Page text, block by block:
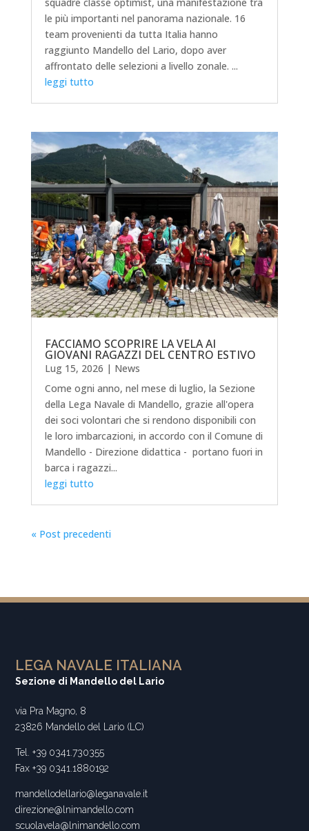
le più importanti nel panorama nazionale. 16
team provenienti da tutta Italia hanno
raggiunto Mandello del Lario, dopo aver
affrontato delle selezioni a livello zonale. ...
leggi tutto
FACCIAMO SCOPRIRE LA VELA AI
GIOVANI RAGAZZI DEL CENTRO ESTIVO
Lug 15, 2026 | News
Come ogni anno, nel mese di luglio, la Sezione
della Lega Navale di Mandello, grazie all'opera
dei soci volontari che si rendono disponibili con
le loro imbarcazioni, in accordo con il Comune di
Mandello - Direzione didattica - portano fuori in
barca i ragazzi...
leggi tutto
« Post precedenti
LEGA NAVALE ITALIANA
Sezione di Mandello del Lario
via Pra Magno, 8
23826 Mandello del Lario (LC)
Tel. +39 0341.730355
Fax +39 0341.1880192
mandellodellario@leganavale.it
direzione@lnimandello.com
scuolavela@lnimandello.com